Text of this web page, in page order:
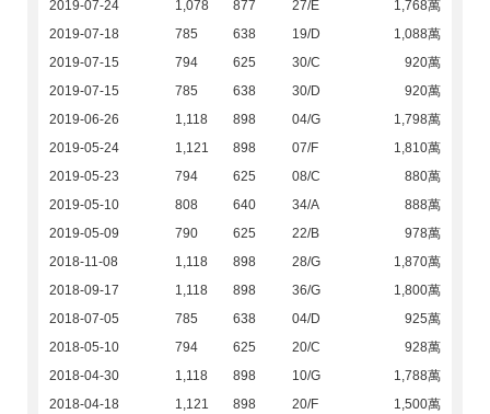
2019-07-24
1,078 877 27/E
1,768萬
2019-07-18
785 638 19/D
1,088萬
2019-07-15
794 625 30/C
920萬
2019-07-15
785 638 30/D
920萬
2019-06-26
1,118 898 04/G
1,798萬
2019-05-24
1,121 898 07/F
1,810萬
2019-05-23
794 625 08/C
880萬
2019-05-10
808 640 34/A
888萬
2019-05-09
790 625 22/B
978萬
2018-11-08
1,118 898 28/G
1,870萬
2018-09-17
1,118 898 36/G
1,800萬
2018-07-05
785 638 04/D
925萬
2018-05-10
794 625 20/C
928萬
2018-04-30
1,118 898 10/G
1,788萬
2018-04-18
1,121 898 20/F
1,500萬